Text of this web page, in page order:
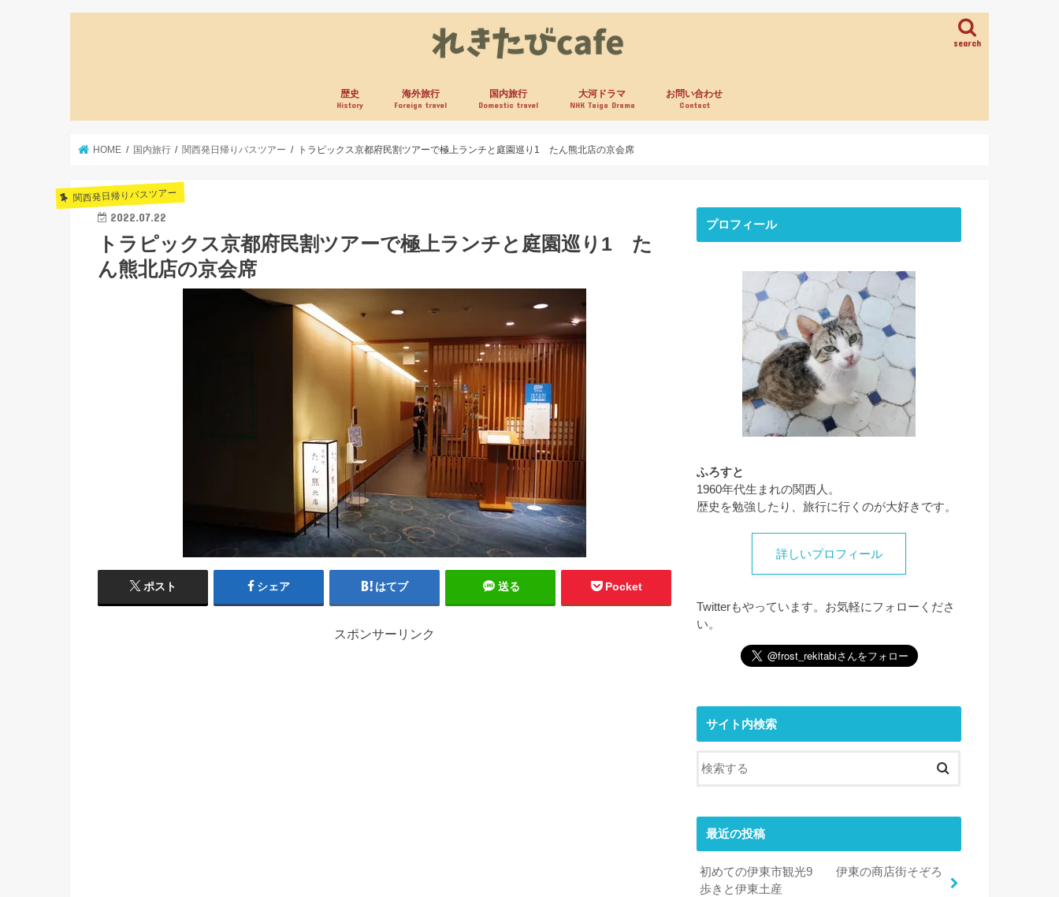
search
歴史
History
海外旅行
Foreign travel
国内旅行
Domestic travel
大河ドラマ
NHK Taiga Drama
お問い合わせ
Contact
HOME 国内旅行 関西発日帰りバスツアー トラピックス京都府民割ツアーで極上ランチと庭園巡り1 たん熊北店の京会席
関西発日帰りバスツアー
2022.07.22
トラピックス京都府民割ツアーで極上ランチと庭園巡り1 た
ん熊北店の京会席
ポスト シェア はてブ 送る Pocket
スポンサーリンク
プロフィール
ふろすと
1960年代生まれの関西人。
歴史を勉強したり、旅行に行くのが大好きです。
詳しいプロフィール
Twitterもやっています。お気軽にフォローくださ
い。
サイト内検索
最近の投稿
初めての伊東市観光9 伊東の商店街そぞろ
歩きと伊東土産